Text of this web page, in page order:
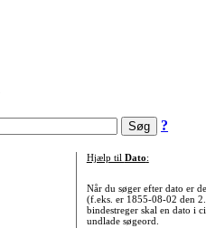
?
Hjælp til Dato:
Når du søger efter dato er
(f.eks. er 1855-08-02 den
bindestreger skal en dato i
undlade søgeord.